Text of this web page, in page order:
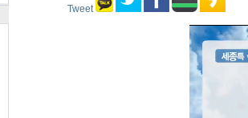
Tweet